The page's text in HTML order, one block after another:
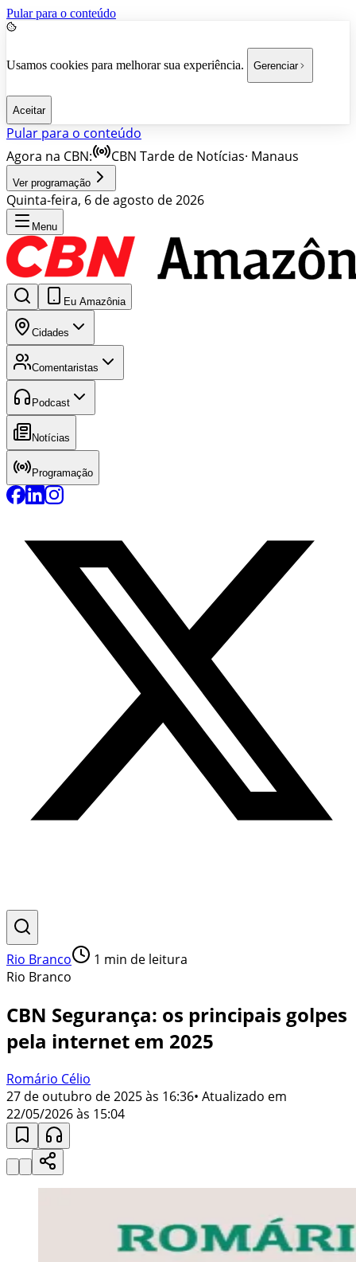
Pular para o conteúdo
Usamos cookies para melhorar sua experiência. Gerenciar
Aceitar
Pular para o conteúdo
Agora na CBN:
CBN Tarde de Notícias· Manaus
Ver programação
Quinta-feira, 6 de agosto de 2026
Menu
Eu Amazônia
Cidades
Comentaristas
Podcast
Notícias
Programação
Rio Branco 1 min de leitura
Rio Branco
CBN Segurança: os principais golpes
pela internet em 2025
Romário Célio
27 de outubro de 2025 às 16:36• Atualizado em
22/05/2026 às 15:04